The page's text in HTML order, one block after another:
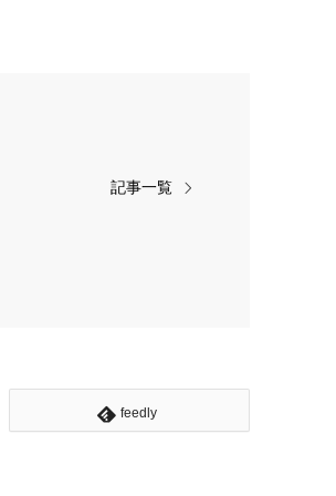
記事一覧
feedly